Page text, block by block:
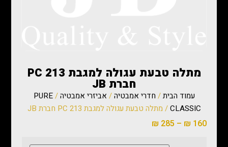
מתלה טבעת עגולה למגבת PC 213
חברת JB
עמוד הבית/ חדרי אמבטיה/ אביזרי אמבטיה/
PURE
CLASSIC/ מתלה טבעת עגולה למגבת PC 213 חברת JB
₪ 160
–
₪ 285